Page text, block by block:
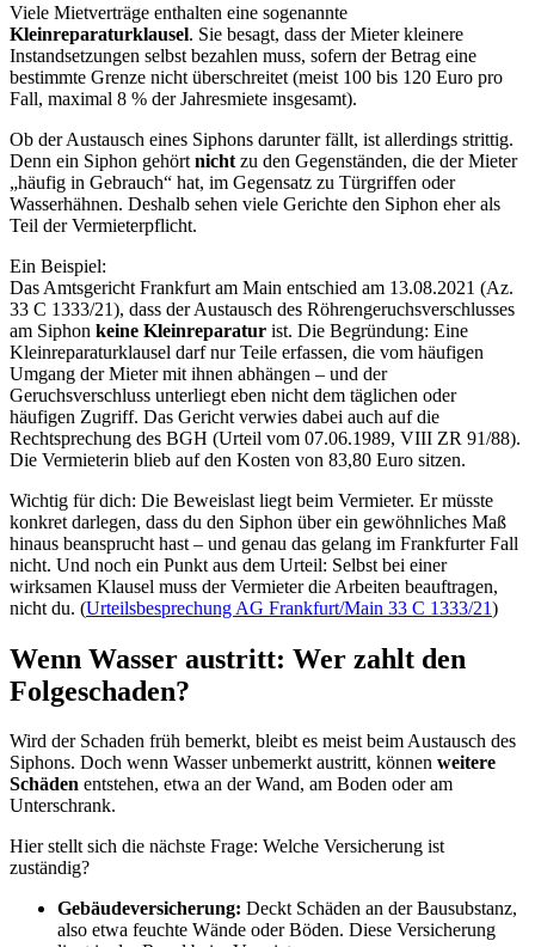
Viele Mietverträge enthalten eine sogenannte
Kleinreparaturklausel. Sie besagt, dass der Mieter kleinere
Instandsetzungen selbst bezahlen muss, sofern der Betrag eine
bestimmte Grenze nicht überschreitet (meist 100 bis 120 Euro pro
Fall, maximal 8 % der Jahresmiete insgesamt).
Ob der Austausch eines Siphons darunter fällt, ist allerdings strittig.
Denn ein Siphon gehört nicht zu den Gegenständen, die der Mieter
„häufig in Gebrauch“ hat, im Gegensatz zu Türgriffen oder
Wasserhähnen. Deshalb sehen viele Gerichte den Siphon eher als
Teil der Vermieterpflicht.
Ein Beispiel:
Das Amtsgericht Frankfurt am Main entschied am 13.08.2021 (Az.
33 C 1333/21), dass der Austausch des Röhrengeruchsverschlusses
am Siphon keine Kleinreparatur ist. Die Begründung: Eine
Kleinreparaturklausel darf nur Teile erfassen, die vom häufigen
Umgang der Mieter mit ihnen abhängen – und der
Geruchsverschluss unterliegt eben nicht dem täglichen oder
häufigen Zugriff. Das Gericht verwies dabei auch auf die
Rechtsprechung des BGH (Urteil vom 07.06.1989, VIII ZR 91/88).
Die Vermieterin blieb auf den Kosten von 83,80 Euro sitzen.
Wichtig für dich: Die Beweislast liegt beim Vermieter. Er müsste
konkret darlegen, dass du den Siphon über ein gewöhnliches Maß
hinaus beansprucht hast – und genau das gelang im Frankfurter Fall
nicht. Und noch ein Punkt aus dem Urteil: Selbst bei einer
wirksamen Klausel muss der Vermieter die Arbeiten beauftragen,
nicht du. (Urteilsbesprechung AG Frankfurt/Main 33 C 1333/21)
Wenn Wasser austritt: Wer zahlt den
Folgeschaden?
Wird der Schaden früh bemerkt, bleibt es meist beim Austausch des
Siphons. Doch wenn Wasser unbemerkt austritt, können weitere
Schäden entstehen, etwa an der Wand, am Boden oder am
Unterschrank.
Hier stellt sich die nächste Frage: Welche Versicherung ist
zuständig?
Gebäudeversicherung: Deckt Schäden an der Bausubstanz,
also etwa feuchte Wände oder Böden. Diese Versicherung